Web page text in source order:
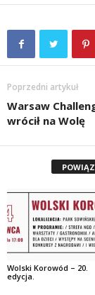
Poprzedni artykuł
Warsaw
wrócił na Wolę
Wolski Korowód – 20.
edycja.